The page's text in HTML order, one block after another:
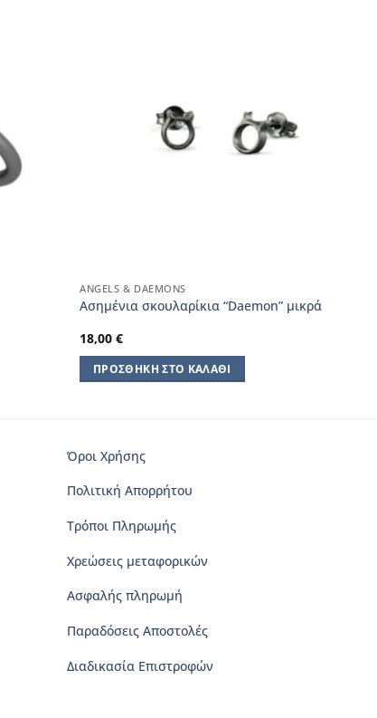
ANGELS & DAEMONS
Ασημένια σκουλαρίκια “Daemon” μικρά
18,00€
ΠΡΟΣΘΉΚΗ ΣΤΟ ΚΑΛΆΘΙ
Όροι Χρήσης
Πολιτική Απορρήτου
Τρόποι Πληρωμής
Χρεώσεις μεταφορικών
Ασφαλής πληρωμή
Παραδόσεις Αποστολές
Διαδικασία Επιστροφών